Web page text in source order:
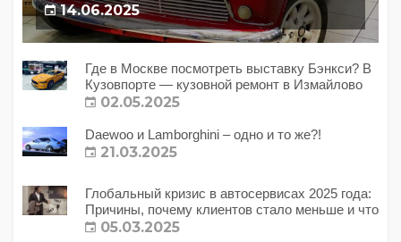
14.06.2025
Где в Москве посмотреть выставку Бэнкси? В
Кузовпорте — кузовной ремонт в Измайлово
02.05.2025
Daewoo и Lamborghini – одно и то же?!
21.03.2025
Глобальный кризис в автосервисах 2025 года:
Причины, почему клиентов стало меньше и что
с этим делать?
05.03.2025